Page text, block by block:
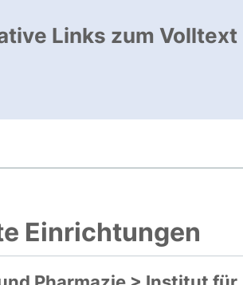
Links zum Volltext
Einrichtungen